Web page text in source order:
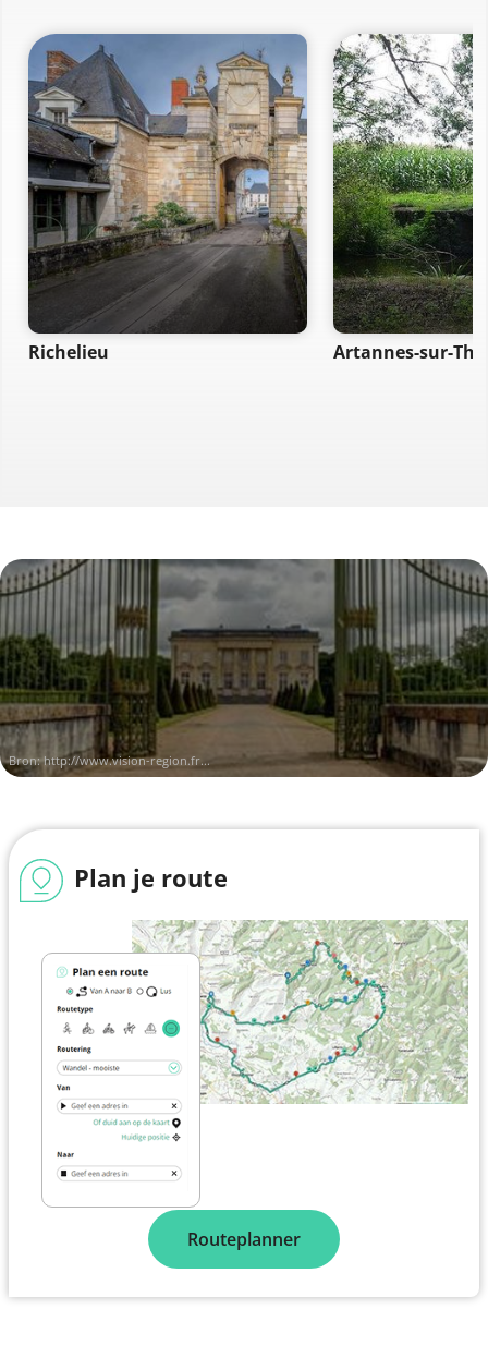
Richelieu Artannes-sur-
Bron:http://www.vision-region.fr...
Plan je route
Routeplanner